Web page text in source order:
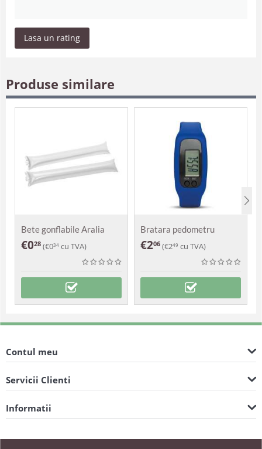
Lasa un rating
Produse similare
Bete gonflabile Aralia
€028 (€034 cu TVA)
Bratara pedometru
Damasc
€206 (€249 cu TVA)
Contul meu
Servicii Clienti
Informatii